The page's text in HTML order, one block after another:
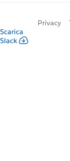
Scarica
Slack
Privacy